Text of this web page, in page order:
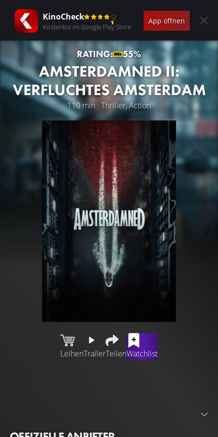
KinoCheck
Kostenlos im Google Play Store
App öffnen
RATING: 55%
AMSTERDAMNED II:
VERFLUCHTES AMSTERDAM
110 min · Thriller, Action
LeihenTrailerTeilenWatchlist
Publikumsliebling Huub Stapel kehrt in seiner ikonischen